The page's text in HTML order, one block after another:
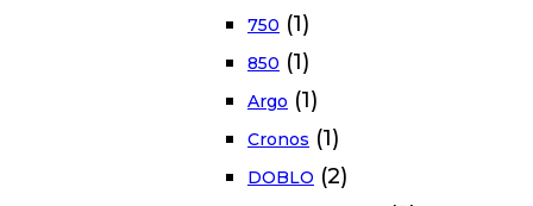
750 (1)
850 (1)
Argo (1)
Cronos (1)
DOBLO (2)